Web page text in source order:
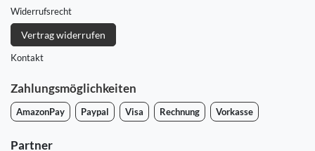
Widerrufs­recht
Vertrag widerrufen
Kontakt
Zahlungsmöglichkeiten
AmazonPay Paypal Visa Rechnung Vorkasse
Partner